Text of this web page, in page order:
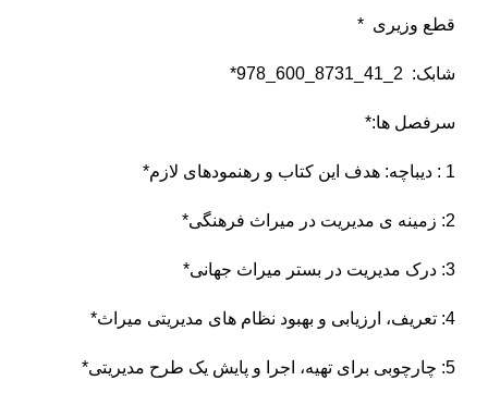
قطع وزیری *
شابک: 2_41_8731_600_978*
سرفصل ها:*
1 : دیباچه: هدف این کتاب و رهنمودهای لازم*
2: زمینه ی مدیریت در میراث فرهنگی*
3: درک مدیریت در بستر میراث جهانی*
4: تعریف، ارزیابی و بهبود نظام های مدیریتی میراث*
5: چارچوبی برای تهیه، اجرا و پایش یک طرح مدیریتی*